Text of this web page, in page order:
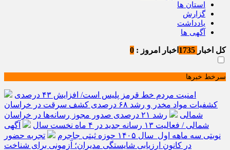
استان ها
گزارش
یادداشت
آگهی ها
کل اخبار اخبار امروز : 0
سرخط خبرها
امنیت مردم خط قرمز پلیس است/ افزایش ۴۳ درصدی
کشفیات مواد مخدر و رشد ۶۸ درصدی کشف سرقت در خراسان
شمالی
رشد ۲۱ درصدی صدور مجوز رسانه‌ها در خراسان
شمالی / فعالیت ۱۳ رسانه جدید در ۴ ماه نخست سال
آگهی
نوبتی سه ماهه اول سال ۱۴۰۵ حوزه ثبتی جاجرم
تجربه حضور
در کانون ارزیابی شایستگی مدیران؛ آزمونی برای شناخت